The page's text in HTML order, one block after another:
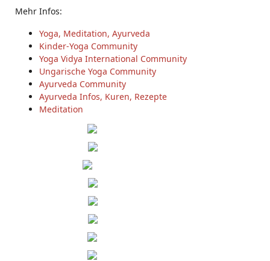
Mehr Infos:
Yoga, Meditation, Ayurveda
Kinder-Yoga Community
Yoga Vidya International Community
Ungarische Yoga Community
Ayurveda Community
Ayurveda Infos, Kuren, Rezepte
Meditation